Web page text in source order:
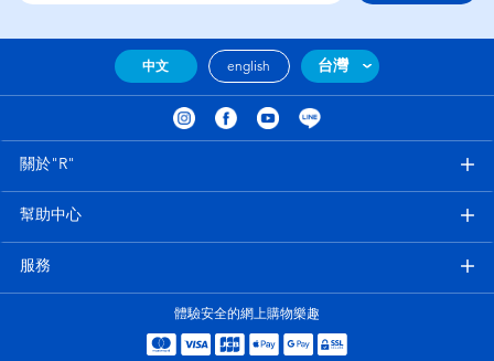
中文 english 台灣
關於"R"
幫助中心
服務
體驗安全的網上購物樂趣